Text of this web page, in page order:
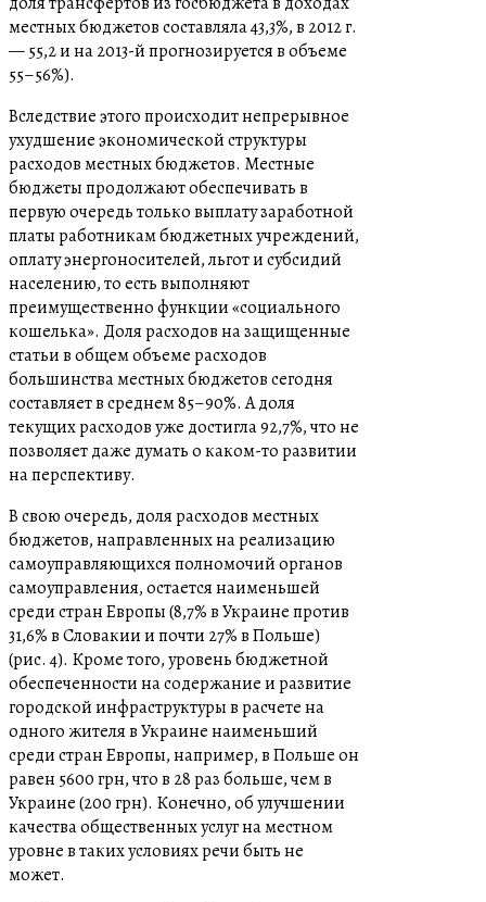
местных бюджетов составляла 43,3%, в 2012 г.
— 55,2 и на 2013-й прогнозируется в объеме
55–56%).
Вследствие этого происходит непрерывное
ухудшение экономической структуры
расходов местных бюджетов. Местные
бюджеты продолжают обеспечивать в
первую очередь только выплату заработной
платы работникам бюджетных учреждений,
оплату энергоносителей, льгот и субсидий
населению, то есть выполняют
преимущественно функции «социального
кошелька». Доля расходов на защищенные
статьи в общем объеме расходов
большинства местных бюджетов сегодня
составляет в среднем 85–90%. А доля
текущих расходов уже достигла 92,7%, что не
позволяет даже думать о каком-то развитии
на перспективу.
В свою очередь, доля расходов местных
бюджетов, направленных на реализацию
самоуправляющихся полномочий органов
самоуправления, остается наименьшей
среди стран Европы (8,7% в Украине против
31,6% в Словакии и почти 27% в Польше)
(рис. 4). Кроме того, уровень бюджетной
обеспеченности на содержание и развитие
городской инфраструктуры в расчете на
одного жителя в Украине наименьший
среди стран Европы, например, в Польше он
равен 5600 грн, что в 28 раз больше, чем в
Украине (200 грн). Конечно, об улучшении
качества общественных услуг на местном
уровне в таких условиях речи быть не
может.